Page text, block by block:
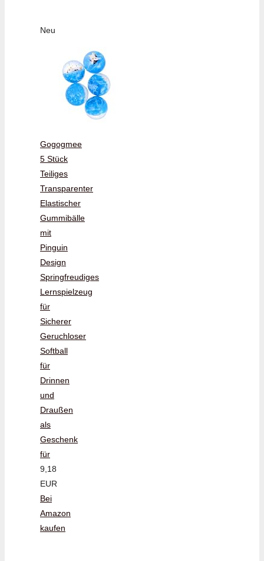
Neu
Gogogmee
5 Stück
Teiliges
Transparenter
Elastischer
Gummibälle
mit
Pinguin
Design
Springfreudiges
Lernspielzeug
für
Sicherer
Geruchloser
Softball
für
Drinnen
und
Draußen
als
Geschenk
für
9,18
EUR
Bei
Amazon
kaufen